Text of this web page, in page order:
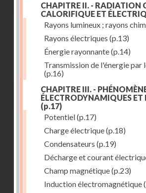
CHAPITRE II. - RADIATION
CALORIFIQUE ET
Rayons lumineux ; rayons
Rayons électriques (p.13)
Énergie rayonnante(p.14)
Transmission de l'énergie
(p.16)
CHAPITRE III. -
ÉLECTRODYNAMIQUES
(p.17)
Potentiel(p.17)
Charge électrique(p.18)
Condensateurs (p.19)
Décharge et courant
Champ magnétique(p.23)
Induction électromagnétique